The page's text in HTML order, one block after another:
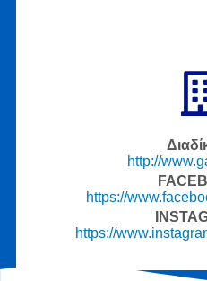
http://
https://
https://